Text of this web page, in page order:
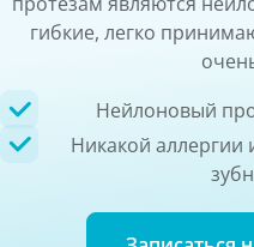
гибкие, легко
Нейлоновый
Никакой аллергии